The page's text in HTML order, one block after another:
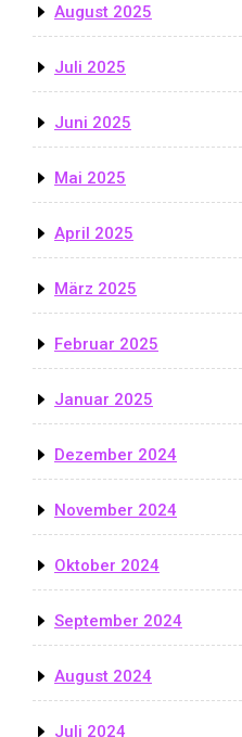
August 2025
Juli 2025
Juni 2025
Mai 2025
April 2025
März 2025
Februar 2025
Januar 2025
Dezember 2024
November 2024
Oktober 2024
September 2024
August 2024
Juli 2024